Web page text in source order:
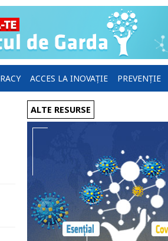
ACCES LA INOVAȚIE PREVENȚIE
ALTE RESURSE